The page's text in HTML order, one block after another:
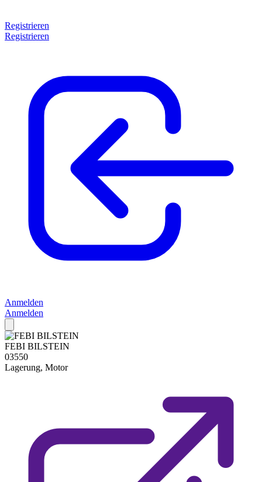
Registrieren
Registrieren
Anmelden
Anmelden
FEBI BILSTEIN
03550
Lagerung, Motor